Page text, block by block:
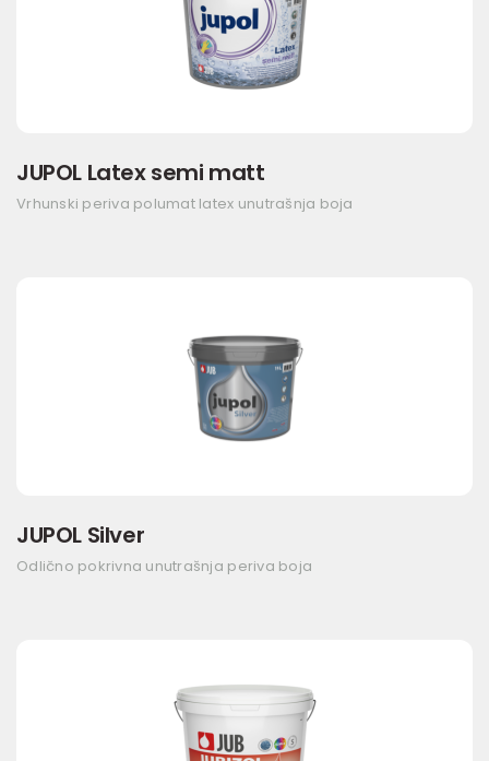
JUPOL Latex semi matt
Vrhunski periva polumat latex unutrašnja boja
JUPOL Silver
Odlično pokrivna unutrašnja periva boja